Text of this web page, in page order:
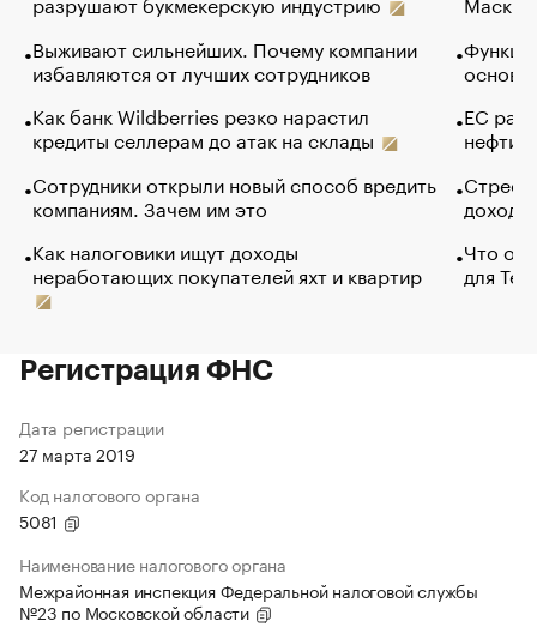
Выживают сильнейших. Почему компании
избавляются от лучших сотрудников
Как банк Wildberries резко нарастил
кредиты селлерам до атак на склады
Сотрудники открыли новый способ вредить
компаниям. Зачем им это
Как налоговики ищут доходы
неработающих покупателей яхт и квартир
основ
ЕС
нефти
Что
для
Регистрация ФНС
Дата регистрации
27 марта 2019
Код налогового органа
5081
Наименование налогового органа
Межрайонная инспекция Федеральной налоговой службы
№23 по Московской области